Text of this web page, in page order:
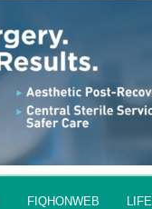
FIQHONWEB